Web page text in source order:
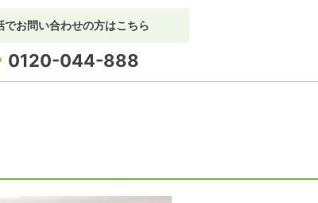
でお問い合わせの方はこちら
0120-044-888